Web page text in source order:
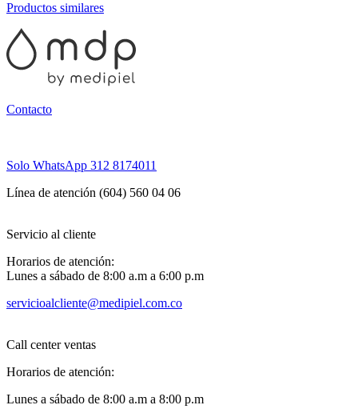
Productos similares
Contacto
Solo WhatsApp 312 8174011
Línea de atención (604) 560 04 06
Servicio al cliente
Horarios de atención:
Lunes a sábado de 8:00 a.m a 6:00 p.m
servicioalcliente@medipiel.com.co
Call center ventas
Horarios de atención:
Lunes a sábado de 8:00 a.m a 8:00 p.m